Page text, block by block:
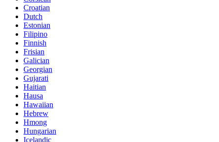
Croatian
Dutch
Estonian
Filipino
Finnish
Frisian
Galician
Georgian
Gujarati
Haitian
Hausa
Hawaiian
Hebrew
Hmong
Hungarian
Icelandic